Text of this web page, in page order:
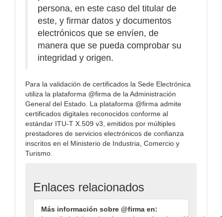
persona, en este caso del titular de
este, y firmar datos y documentos
electrónicos que se envíen, de
manera que se pueda comprobar su
integridad y origen.
Para la validación de certificados la Sede Electrónica
utiliza la plataforma @firma de la Administración
General del Estado. La plataforma @firma admite
certificados digitales reconocidos conforme al
estándar ITU-T X.509 v3, emitidos por múltiples
prestadores de servicios electrónicos de confianza
inscritos en el Ministerio de Industria, Comercio y
Turismo.
Enlaces relacionados
Más información sobre @firma en: